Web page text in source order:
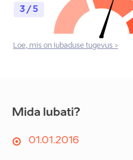
3 / 5
Loe, mis on lubaduse tugevus >
Mida lubati?
01.01.2016